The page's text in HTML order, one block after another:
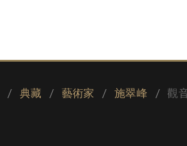
典藏 藝術家 施翠峰 觀